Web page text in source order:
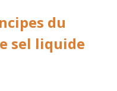
du
sel liquide